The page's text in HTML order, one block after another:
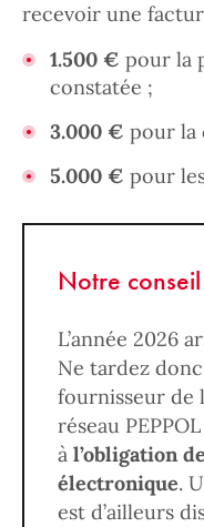
recevoir une
1.500 € pour la
constatée ;
3.000 € pour la
5.000 € pour
Notre
L’année 2026
Ne tardez
fournisseur de
réseau
à l’obligation
électronique.
est d’ailleurs